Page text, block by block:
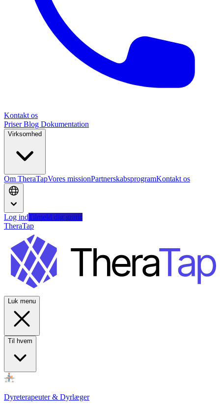
Kontakt os
PriserBlog Dokumentation
Virksomhed
Om TheraTapVores missionPartnerskabsprogramKontakt os
Log indTilmeld dig gratis
TheraTap
Luk menu
Til hvem
Dyreterapeuter & Dyrlæger